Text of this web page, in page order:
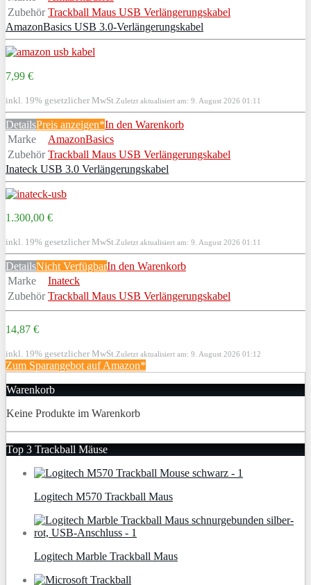
Zubehör Trackball Maus USB Verlängerungskabel
AmazonBasics USB 3.0-Verlängerungskabel
7,99 €
inkl. 19% gesetzlicher MwSt.Zuletzt aktualisiert am: 9. August 2026 01:11
DetailsPreis anzeigen*In den Warenkorb
Marke
AmazonBasics
Zubehör Trackball Maus USB Verlängerungskabel
Inateck USB 3.0 Verlängerungskabel
1.300,00 €
inkl. 19% gesetzlicher MwSt.Zuletzt aktualisiert am: 9. August 2026 01:11
DetailsNicht VerfügbarIn den Warenkorb
Marke
Inateck
Zubehör Trackball Maus USB Verlängerungskabel
14,87 €
inkl. 19% gesetzlicher MwSt.Zuletzt aktualisiert am: 9. August 2026 01:12
Zum Sparangebot auf Amazon*
Warenkorb
Keine Produkte im Warenkorb
Top 3 Trackball Mäuse
Logitech M570 Trackball Maus
Logitech Marble Trackball Maus